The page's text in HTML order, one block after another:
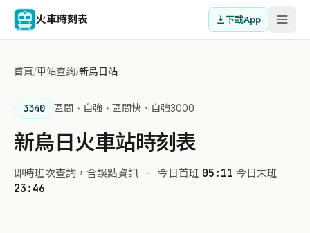
火車時刻表 下載App
首頁/車站查詢/新烏日站
3340 區間、自強、區間快、自強3000
新烏日火車站時刻表
即時班次查詢，含誤點資訊 · 今日首班 05:11 今日末班
23:46